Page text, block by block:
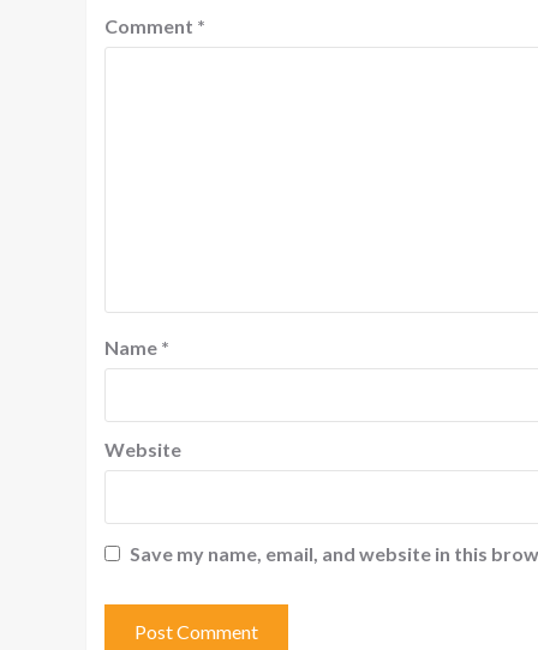
Comment *
Name *
Website
Save my name, email, and website in this